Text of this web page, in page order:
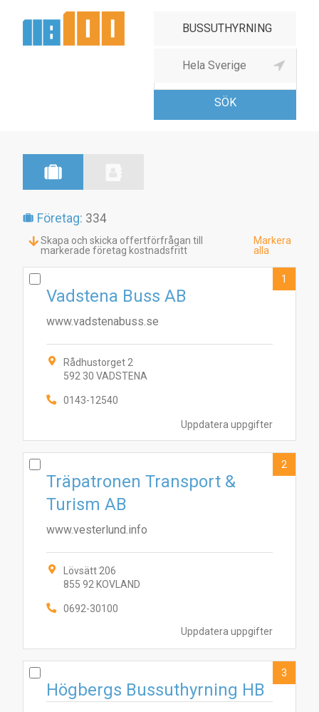
Bussresearrangör,
bussuthyrning
Företag: 334
Skapa och skicka offertförfrågan till
markerade företag kostnadsfritt
Markera
alla
Uppdatera uppgifter
Vadstena Buss AB
www.vadstenabuss.se
Rådhustorget 2
592 30 VADSTENA
0143-12540
1
Uppdatera uppgifter
Träpatronen Transport &
Turism AB
www.vesterlund.info
Lövsätt 206
855 92 KOVLAND
0692-30100
2
Högbergs Bussuthyrning HB
3